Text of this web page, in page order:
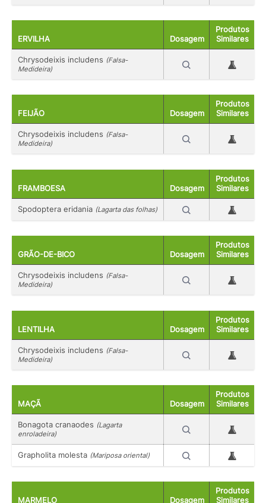
ERVILHA Dosagem
Produtos
Similares
Chrysodeixis includens (Falsa-
Medideira)
FEIJÃO Dosagem
Produtos
Similares
Chrysodeixis includens (Falsa-
Medideira)
FRAMBOESA Dosagem
Produtos
Similares
Spodoptera eridania (Lagarta das folhas)
GRÃO-DE-BICO Dosagem
Produtos
Similares
Chrysodeixis includens (Falsa-
Medideira)
LENTILHA Dosagem
Produtos
Similares
Chrysodeixis includens (Falsa-
Medideira)
MAÇÃ Dosagem
Produtos
Similares
Bonagota cranaodes (Lagarta
enroladeira)
Grapholita molesta (Mariposa oriental)
MARMELO Dosagem
Produtos
Similares